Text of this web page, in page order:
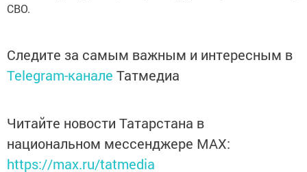
СВО.
Следите за самым важным и интересным в
Telegram-канале Татмедиа
Читайте новости Татарстана в
национальном мессенджере MАХ:
https://max.ru/tatmedia